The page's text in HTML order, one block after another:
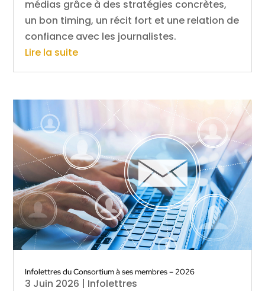
médias grâce à des stratégies concrètes,
un bon timing, un récit fort et une relation de
confiance avec les journalistes.
Lire la suite
Infolettres du Consortium à ses membres – 2026
3 Juin 2026 | Infolettres